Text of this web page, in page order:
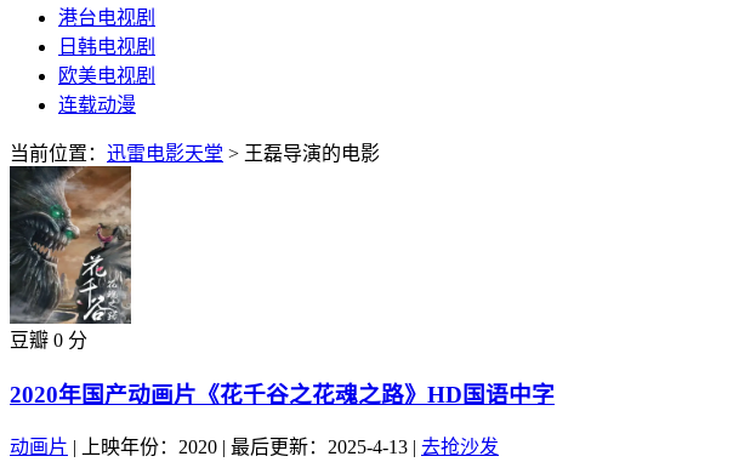
港台电视剧
日韩电视剧
欧美电视剧
连载动漫
当前位置： 迅雷电影天堂 > 王磊导演的电影
豆瓣 0 分
2020年国产动画片《花千谷之花魂之路》HD国语中字
动画片 | 上映年份：2020 | 最后更新：2025-4-13 | 去抢沙发